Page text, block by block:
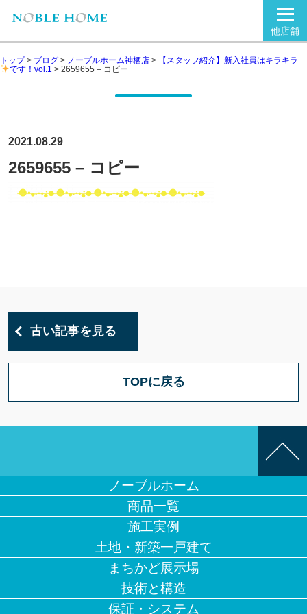
他店舗
トップ> ブログ > ノーブルホーム神栖店 >
【スタッフ紹介】新入社員はキラキラ
です！vol.1 > 2659655 – コピー
2021.08.29
2659655 – コピー
古い記事を見る
TOPに戻る
ノーブルホーム
商品一覧
施工実例
土地・新築一戸建て
まちかど展示場
技術と構造
保証・システム